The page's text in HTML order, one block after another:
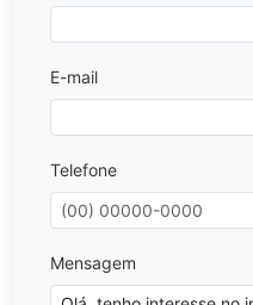
E-mail
Telefone
Mensagem